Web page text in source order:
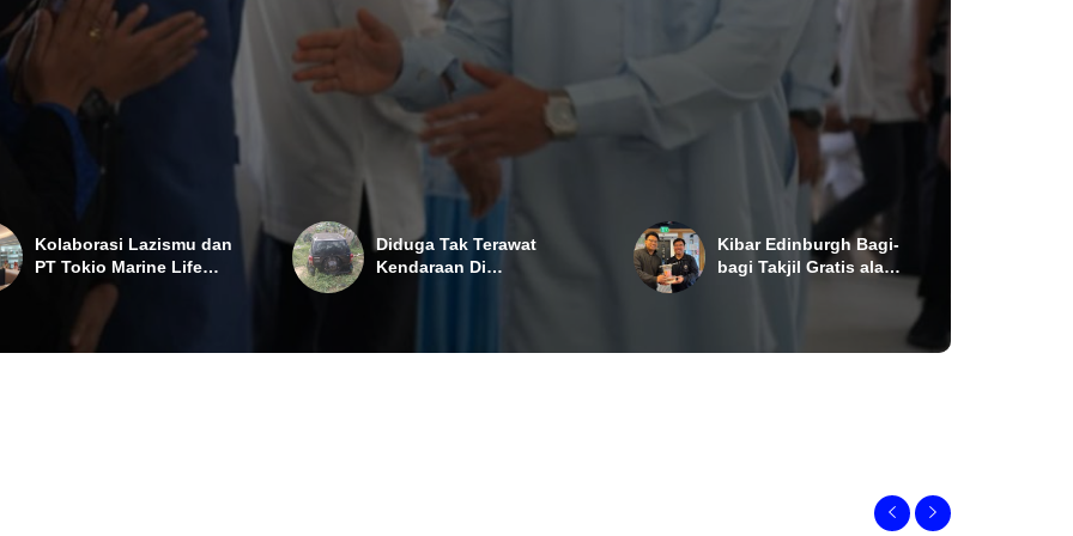
Kolaborasi Lazismu dan
PT Tokio Marine Life
Insurance Indonesia
Salurkan ...
Diduga Tak Terawat
Kendaraan Di
Kibar Edinburgh Bagi-
bagi Takjil Gratis ala